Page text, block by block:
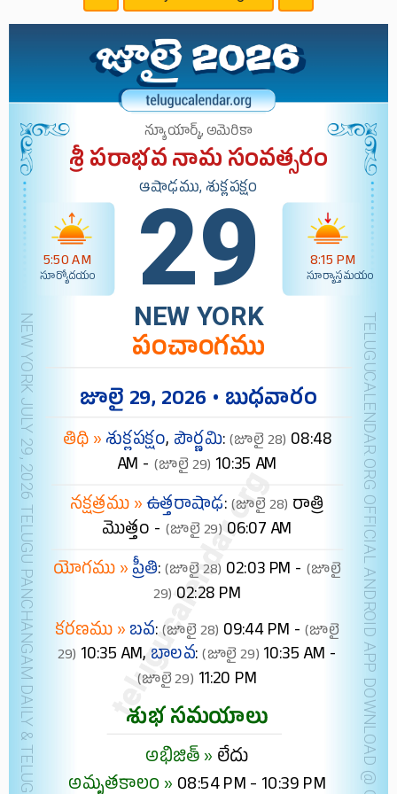
NEW YORK JULY 29, 2026 TELUGU PANCHANGAM DAILY & TELUGU FESTIVALS (IST) TELUGUCALENDAR.ORG OFFICIAL ANDROID APP
న్యూయార్క్, అమెరికా
శ్రీ పరాభవ నామ సంవత్సరం
ఆషాఢము, శుక్లపక్షం
5:50 AM
సూర్యోదయం
8:15 PM
సూర్యాస్తమయం
29
NEW YORK
పంచాంగము
జూలై 29, 2026 • బుధవారం
తిథి » శుక్లపక్షం, పౌర్ణమి:(జూలై 28) 08:48
AM - (జూలై 29) 10:35 AM
నక్షత్రము »ఉత్తరాషాఢ:(జూలై 28) రాత్రి
మొత్తం - (జూలై 29) 06:07 AM
యోగము »ప్రీతి:(జూలై 28) 02:03 PM - (జూలై
29) 02:28 PM
కరణము » బవ:(జూలై 28) 09:44 PM -(జూలై
29) 10:35 AM, బాలవ:(జూలై 29) 10:35 AM -
(జూలై 29) 11:20 PM
శుభ సమయాలు
అభిజిత్ » లేదు
అమృతకాలం » 08:54 PM - 10:39 PM